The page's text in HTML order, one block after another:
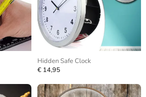
Hidden Safe Clock
€ 14,95